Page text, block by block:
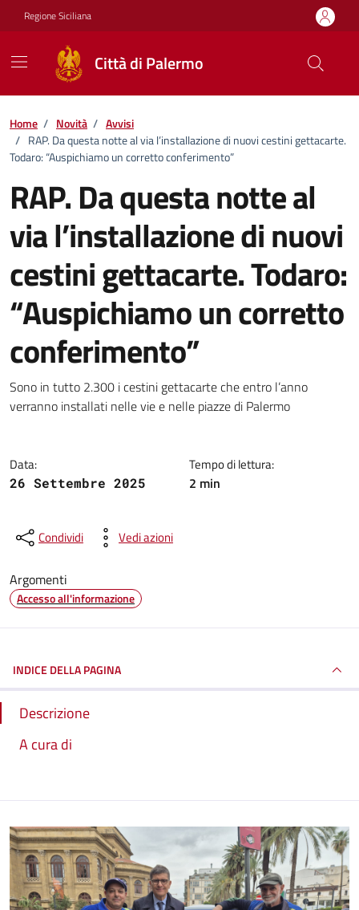
Vai ai contenuti
Vai al footer
Regione Siciliana
Città di Palermo
Home / Novità / Avvisi
/ RAP. Da questa notte al via l’installazione di nuovi cestini gettacarte.
Todaro: “Auspichiamo un corretto conferimento”
RAP. Da questa notte al
via l’installazione di nuovi
cestini gettacarte. Todaro:
“Auspichiamo un corretto
conferimento”
Dettagli della notizia
Sono in tutto 2.300 i cestini gettacarte che entro l’anno
verranno installati nelle vie e nelle piazze di Palermo
Data:
26 Settembre 2025
Tempo di lettura:
2 min
Condividi Vedi azioni
Argomenti
Accesso all'informazione
INDICE DELLA PAGINA
Descrizione
A cura di